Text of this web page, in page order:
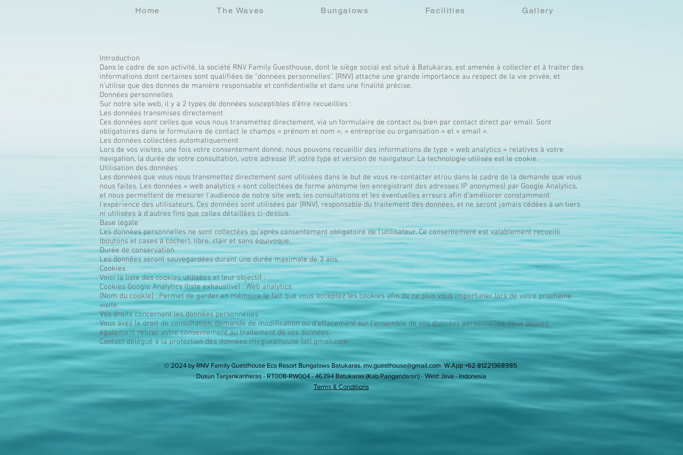
Home The Waves Bungalows Facilities Gallery
Introduction
Dans le cadre de son activité, la société RNV Family Guesthouse, dont le siège social est situé à Batukaras, est amenée à collecter et à traiter des
informations dont certaines sont qualifiées de "données personnelles". [RNV] attache une grande importance au respect de la vie privée, et
n’utilise que des donnes de manière responsable et confidentielle et dans une finalité précise.
Données personnelles
Sur notre site web, il y a 2 types de données susceptibles d’être recueillies :
Les données transmises directement
Ces données sont celles que vous nous transmettez directement, via un formulaire de contact ou bien par contact direct par email. Sont
obligatoires dans le formulaire de contact le champs « prénom et nom », « entreprise ou organisation » et « email ».
Les données collectées automatiquement
Lors de vos visites, une fois votre consentement donné, nous pouvons recueillir des informations de type « web analytics » relatives à votre
navigation, la durée de votre consultation, votre adresse IP, votre type et version de navigateur. La technologie utilisée est le cookie.
Utilisation des données
Les données que vous nous transmettez directement sont utilisées dans le but de vous re-contacter et/ou dans le cadre de la demande que vous
nous faites. Les données « web analytics » sont collectées de forme anonyme (en enregistrant des adresses IP anonymes) par Google Analytics,
et nous permettent de mesurer l'audience de notre site web, les consultations et les éventuelles erreurs afin d’améliorer constamment
l’expérience des utilisateurs. Ces données sont utilisées par [RNV], responsable du traitement des données, et ne seront jamais cédées à un tiers
ni utilisées à d’autres fins que celles détaillées ci-dessus.
Base légale
Les données personnelles ne sont collectées qu’après consentement obligatoire de l’utilisateur. Ce consentement est valablement recueilli
(boutons et cases à cocher), libre, clair et sans équivoque.
Durée de conservation
Les données seront sauvegardées durant une durée maximale de 3 ans.
Cookies
Voici la liste des cookies utilisées et leur objectif :
Cookies Google Analytics (liste exhaustive) : Web analytics
[Nom du cookie] : Permet de garder en mémoire le fait que vous acceptez les cookies afin de ne plus vous importuner lors de votre prochaine
visite.
Vos droits concernant les données personnelles
Vous avez le droit de consultation, demande de modification ou d’effacement sur l’ensemble de vos données personnelles. Vous pouvez
également retirer votre consentement au traitement de vos données.
Contact délégué à la protection des données rnv.guesthouse [at] gmail.com
© 2024 by RNV Family Guesthouse Eco Resort Bungalows Batukaras. rnv.guesthouse@gmail.com W.App +62 81221368985
Dusun Tanjankanheras - RT008-RW004 - 46394 Batukaras (Kab Pangandaran) - West Java - Indonesia
Terms & Conditions